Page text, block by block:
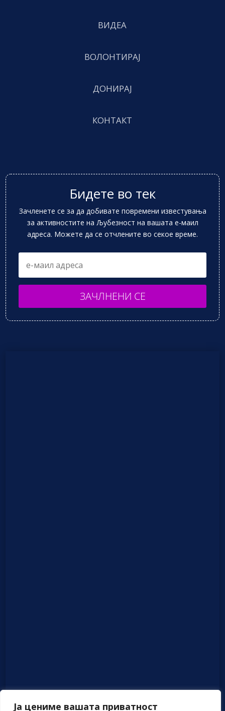
Ја цениме вашата приватност
ВИДЕА
ВОЛОНТИРАЈ
ДОНИРАЈ
КОНТАКТ
Бидете во тек
Зачленете се за да добивате повремени известувања
за активностите на Љубезност на вашата е-маил
адреса. Можете да се отчлените во секое време.
ЗАЧЛНЕНИ СЕ